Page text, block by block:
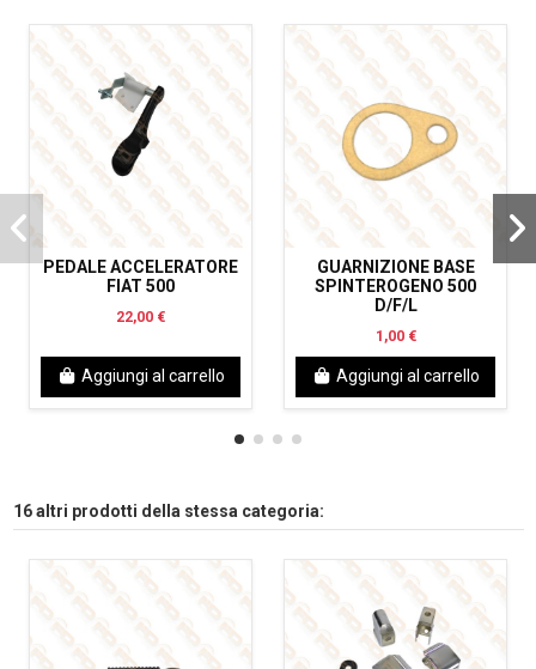
PEDALE ACCELERATORE
FIAT 500
22,00 €
Aggiungi al carrello
GUARNIZIONE BASE
SPINTEROGENO 500
D/F/L
1,00 €
Aggiungi al carrello
16 altri prodotti della stessa categoria: